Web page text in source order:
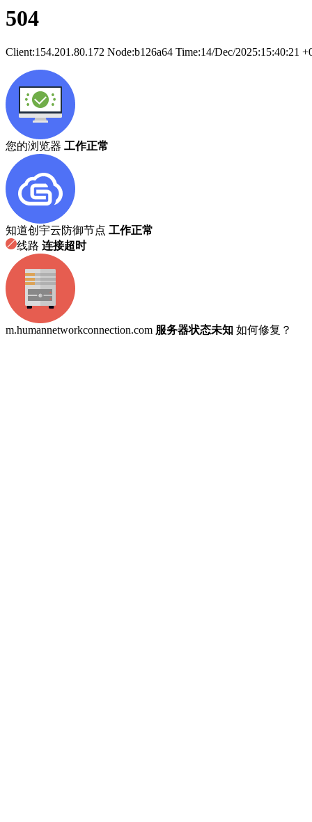
504
Client:154.201.80.172 Node:b126a64 Time:14/Dec/2025:15:40:21
您的浏览器 工作正常
知道创宇云防御节点 工作正常
线路 连接超时
m.humannetworkconnection.com 服务器状态未知 如何修复？